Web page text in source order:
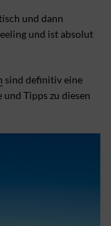
und dann
und ist absolut
sind definitiv eine
und Tipps zu diesen